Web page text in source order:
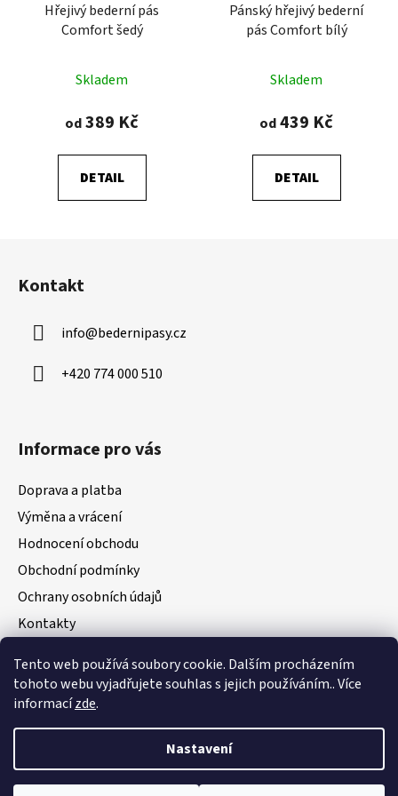
Tento web používá soubory cookie. Dalším procházením
tohoto webu vyjadřujete souhlas s jejich používáním.. Více
informacízde.
Nastavení
Hřejivý bederní pás
Comfort šedý
hodnocení
produktu
4,4
z
Skladem
od389 Kč
DETAIL
Pánský hřejivý bederní
pás Comfort bílý
hodnocení
produktu
5,0
z
Skladem
od439 Kč
DETAIL
Kontakt
info@bedernipasy.cz
+420 774 000 510
Informace pro vás
Doprava a platba
Výměna a vrácení
Hodnocení obchodu
Obchodní podmínky
Ochrany osobních údajů
Kontakty
Přijímáme online platby